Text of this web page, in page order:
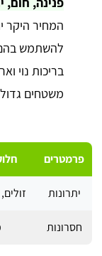
המחיר היקר
להשתמש בהם
בריכות נוי
משטחים
פרמטרים
יתרונות
חסרונות